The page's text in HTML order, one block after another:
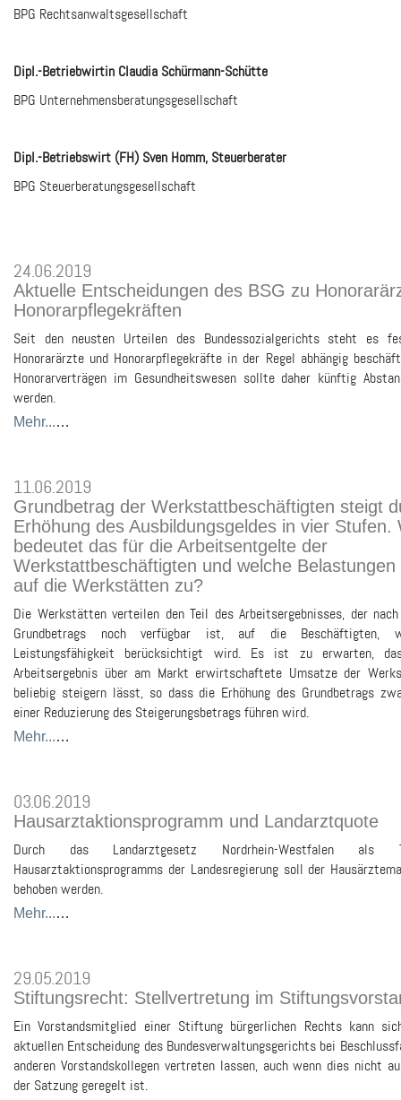
BPG Rechtsanwaltsgesellschaft
Dipl.-Betriebwirtin Claudia Schürmann-Schütte
BPG Unternehmensberatungsgesellschaft
Dipl.-Betriebswirt (FH) Sven Homm, Steuerberater
BPG Steuerberatungsgesellschaft
24.06.2019
Aktuelle Entscheidungen des BSG zu
Honorarpflegekräften
Seit den neusten Urteilen des Bundessozialgerichts steht es
Honorarärzte und Honorarpflegekräfte in der Regel abhängig
Honorarverträgen im Gesundheitswesen sollte daher künftig
werden.
Mehr...…
11.06.2019
Grundbetrag der Werkstattbeschäftigten steigt
Erhöhung des Ausbildungsgeldes in vier Stufen.
bedeutet das für die Arbeitsentgelte der
Werkstattbeschäftigten und welche
auf die Werkstätten zu?
Die Werkstätten verteilen den Teil des Arbeitsergebnisses, der
Grundbetrags noch verfügbar ist, auf die Beschäftigten,
Leistungsfähigkeit berücksichtigt wird. Es ist zu erwarten,
Arbeitsergebnis über am Markt erwirtschaftete Umsatze der
beliebig steigern lässt, so dass die Erhöhung des Grundbetrags
einer Reduzierung des Steigerungsbetrags führen wird.
Mehr...…
03.06.2019
Hausarztaktionsprogramm und Landarztquote
Durch das Landarztgesetz Nordrhein-Westfalen als
Hausarztaktionsprogramms der Landesregierung soll der
behoben werden.
Mehr...…
29.05.2019
Stiftungsrecht: Stellvertretung im
Ein Vorstandsmitglied einer Stiftung bürgerlichen Rechts kann
aktuellen Entscheidung des Bundesverwaltungsgerichts bei
anderen Vorstandskollegen vertreten lassen, auch wenn dies nicht
der Satzung geregelt ist.